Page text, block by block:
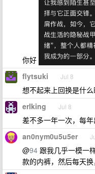
你好
flytsuki Jul 8
想不起来上回换是什
erlking Jul 8
差不多一年一次，每
an0nym0u5u5er
@94 跟我几乎一模一
款的内裤，然后每天